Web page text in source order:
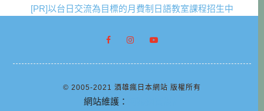
[PR]以台日交流為目標的月費制日語教室課程招生中
© 2005-2021 酒雄瘋日本網站 版權所有
網站維護：